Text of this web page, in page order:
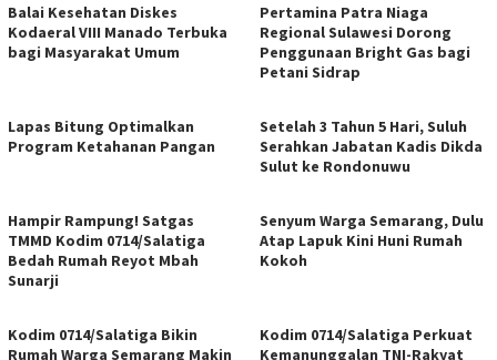
Balai Kesehatan Diskes
Kodaeral VIII Manado Terbuka
bagi Masyarakat Umum
Pertamina Patra Niaga
Regional Sulawesi Dorong
Penggunaan Bright Gas bagi
Petani Sidrap
Lapas Bitung Optimalkan
Program Ketahanan Pangan
Setelah 3 Tahun 5 Hari, Suluh
Serahkan Jabatan Kadis Dikda
Sulut ke Rondonuwu
Hampir Rampung! Satgas
TMMD Kodim 0714/Salatiga
Bedah Rumah Reyot Mbah
Sunarji
Senyum Warga Semarang, Dulu
Atap Lapuk Kini Huni Rumah
Kokoh
Kodim 0714/Salatiga Bikin
Rumah Warga Semarang Makin
Kodim 0714/Salatiga Perkuat
Kemanunggalan TNI-Rakyat